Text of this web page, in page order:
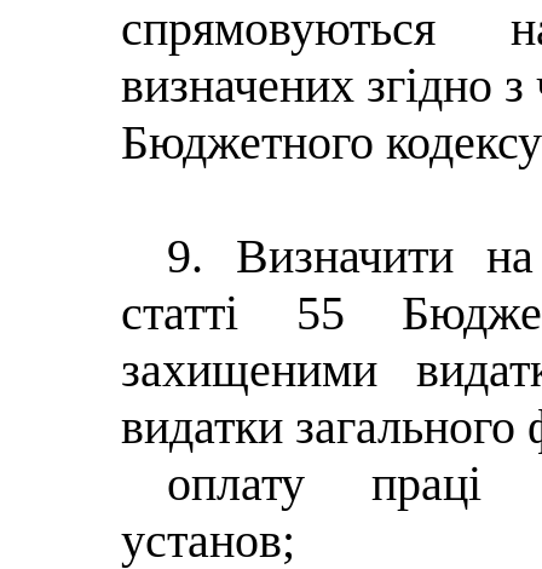
спрямовуються
визначених згідно
Бюджетного
9. Визначити
статті 55
захищеними
видатки
оплату праці
установ;